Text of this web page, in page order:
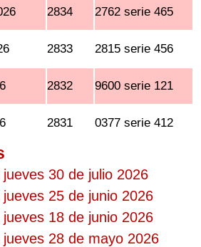
2834 2762 serie 465
2833 2815 serie 456
2832 9600 serie 121
2831 0377 serie 412
30 de julio 2026
25 de junio 2026
18 de junio 2026
28 de mayo 2026